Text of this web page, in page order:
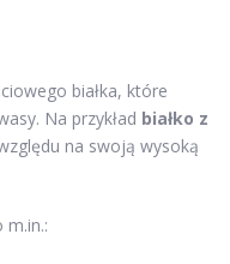
białka, które
Na przykład białko z
na swoją wysoką
m.in.: